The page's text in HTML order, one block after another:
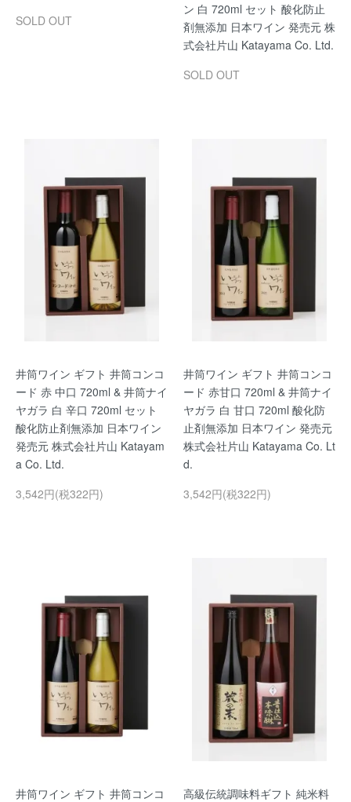
SOLD OUT
ン 白 720ml セット 酸化防止
剤無添加 日本ワイン 発売元 株
式会社片山 Katayama Co. Ltd.
SOLD OUT
井筒ワイン ギフト 井筒コンコ
ード 赤 中口 720ml & 井筒ナイ
ヤガラ 白 辛口 720ml セット
酸化防止剤無添加 日本ワイン
発売元 株式会社片山 Katayam
a Co. Ltd.
3,542円(税322円)
井筒ワイン ギフト 井筒コンコ
ード 赤甘口 720ml & 井筒ナイ
ヤガラ 白 甘口 720ml 酸化防
止剤無添加 日本ワイン 発売元
株式会社片山 Katayama Co. Lt
d.
3,542円(税322円)
井筒ワイン ギフト 井筒コンコ
高級伝統調味料ギフト 純米料